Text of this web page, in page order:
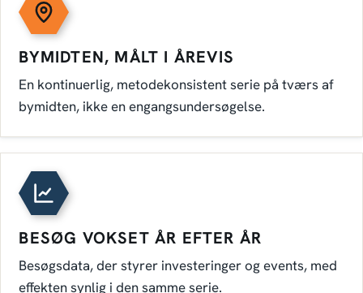
BYMIDTEN, MÅLT I ÅREVIS
En kontinuerlig, metodekonsistent serie på tværs af
bymidten, ikke en engangsundersøgelse.
BESØG VOKSET ÅR EFTER ÅR
Besøgsdata, der styrer investeringer og events, med
effekten synlig i den samme serie.